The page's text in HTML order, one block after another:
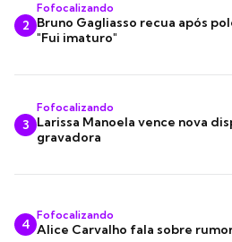
2
Fofocalizando
Bruno Gagliasso recua após
"Fui imaturo"
3
Fofocalizando
Larissa Manoela vence nova
gravadora
4
Fofocalizando
Alice Carvalho fala sobre